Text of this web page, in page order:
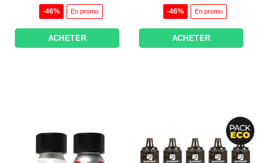
initial
était :
actuel
est :
-46% En promo
ACHETER
initial
était :
actuel
est :
-46% En promo
ACHETER